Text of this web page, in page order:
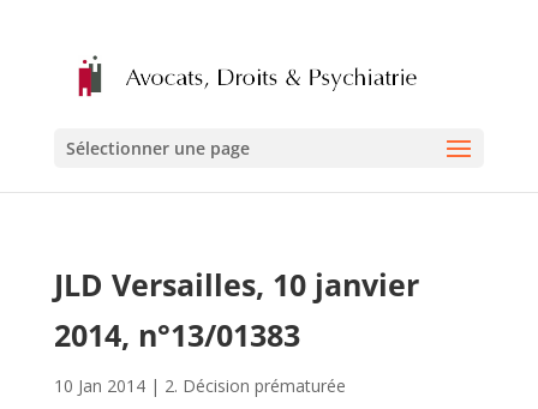
Sélectionner une page
JLD Versailles, 10 janvier
2014, n°13/01383
10 Jan 2014| 2. Décision prématurée